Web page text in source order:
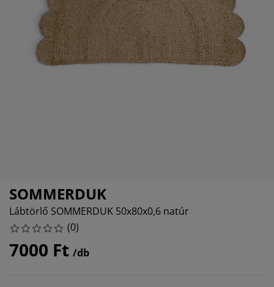
bútorok
és kiegészítők
világítás
SOMMERDUK
Lábtörlő SOMMERDUK 50x80x0,6 natúr
(0)
7000 Ft /db